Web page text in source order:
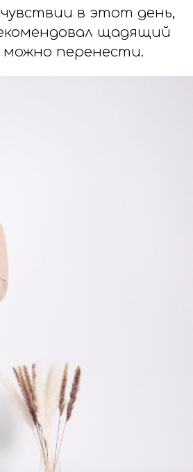
в этот день,
щадящий
перенести.